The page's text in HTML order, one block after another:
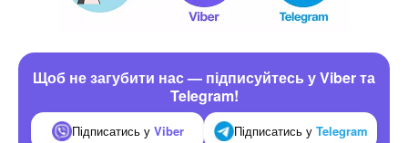
Щоб не загубити нас — підписуйтесь у Viber та
Telegram!
Підписатись у Viber Підписатись у Telegram